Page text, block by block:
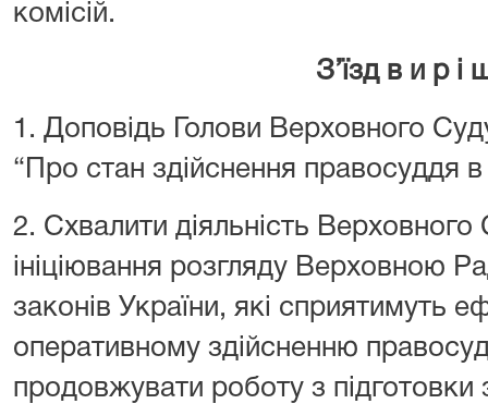
комісій.
З’їзд в и р і
1. Доповідь Голови Верховного
“Про стан здійснення правосуддя в
2. Схвалити діяльність
ініціювання розгляду Верховною
законів України, які сприятимуть
оперативному здійсненню
продовжувати роботу з підготовки